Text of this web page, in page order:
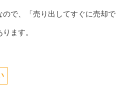
で、「売り出してすぐに売却で
ます。